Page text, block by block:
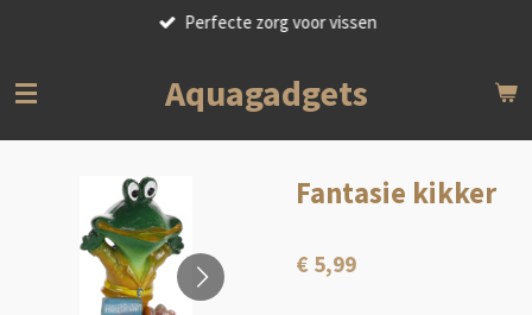
de
Perfecte zorg voor vissen
Aquagadgets
Fantasie kikker
€ 5,99